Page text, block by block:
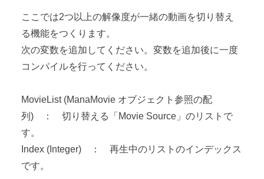
ここでは2つ以上の解像度が一緒の動画を切り替え
る機能をつくります。
次の変数を追加してください。変数を追加後に一度
コンパイルを行ってください。
MovieList (ManaMovie オブジェクト参照の配
列) ： 切り替える「Movie Source」のリストで
す。
Index (Integer) ： 再生中のリストのインデックス
です。